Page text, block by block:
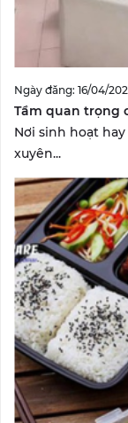
Ngày đăng: 16/04/
Tầm quan trọng
Nơi sinh hoạt
xuyên...